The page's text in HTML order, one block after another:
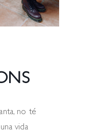
no té
vida